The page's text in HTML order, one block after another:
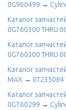
0G960499 →
Каталог
0G760300 THRU
Каталог
0G760300 THRU
Каталог
MAX → 0T235084
Каталог
0G760299 →